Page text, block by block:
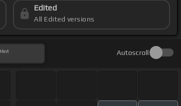
Edited
All Edited versions
Hint Autoscroll